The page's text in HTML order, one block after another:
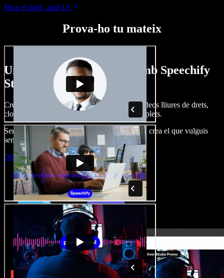
Mira el dobl. amb IA
Prova-ho tu mateix
Un tastet del que pots fer amb Speechify
Studio.
Crea dobl. de veu, afegeix imatges, àudio, vídeos lliures de drets,
clona veus i munta projectes multimèdia complets.
Sense corba d’aprenentatge, tot al navegador: crea el que vulguis
sense els límits de sempre.
Obre l'Studio